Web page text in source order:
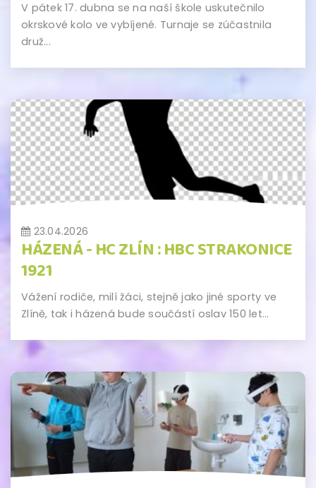
V pátek 17. dubna se na naší škole uskutečnilo
okrskové kolo ve vybíjené. Turnaje se zúčastnila
druž...
23.04.2026
HÁZENÁ - HC ZLÍN : HBC STRAKONICE
1921
Vážení rodiče, milí žáci, stejně jako jiné sporty ve
Zlíně, tak i házená bude součástí oslav 150 let...